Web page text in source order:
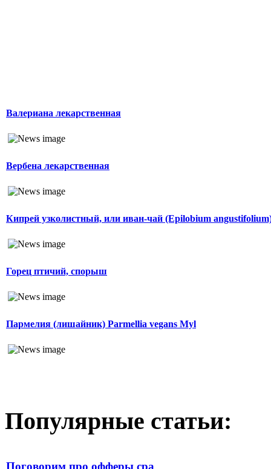
Валериана лекарственная
Вербена лекарственная
Кипрей узколистный, или иван-чай (Epilobium
Горец птичий, спорыш
Пармелия (лишайник) Parmellia vegans Myl
Популярные статьи: